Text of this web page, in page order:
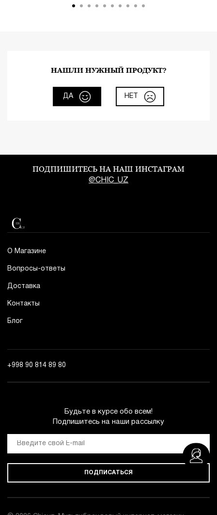
НАШЛИ НУЖНЫЙ ПРОДУКТ?
ДА НЕТ
ПОДПИШИТЕСЬ НА НАШ ИНСТАГРАМ
@CHIC_UZ
О Магазине
Вопросы-ответы
Доставка
Контакты
Блог
+998 90 814 89 80
Будьте в курсе обо всем!
Подпишитесь на наши рассылку
ПОДПИСАТЬСЯ